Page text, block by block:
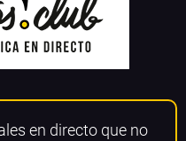
en directo que no